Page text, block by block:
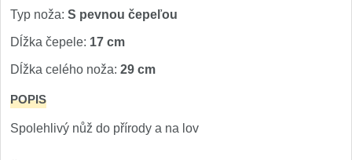
Porcovací nože 2
Sekáčky a speciální nože
15
Japonské nože
Typ noža: S pevnou čepeľou
Dĺžka čepele: 17 cm
Dĺžka celého noža: 29 cm
POPIS
Spolehlivý nůž do přírody a na lov